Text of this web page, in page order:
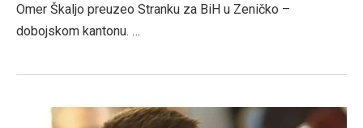
Omer Škaljo preuzeo Stranku za BiH u Zeničko –
dobojskom kantonu. …